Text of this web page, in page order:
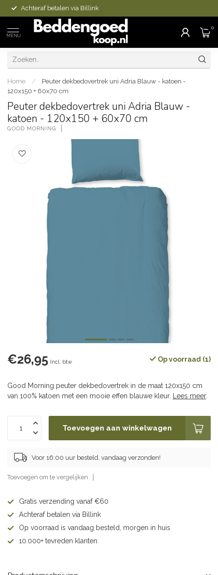
Achteraf betalen via Billink
MENU
0
Home /
Peuter dekbedovertrek uni Adria Blauw - katoen -
120x150 + 60x70 cm
Peuter dekbedovertrek uni Adria Blauw -
katoen - 120x150 + 60x70 cm
GOOD MORNING
€26,95 Incl. btw Op voorraad (1)
Good Morning peuter dekbedovertrek in de maat 120x150 cm
van 100% katoen met een mooie effen blauwe kleur.
Lees meer.
Toevoegen aan winkelwagen
Voor 16:00 uur besteld, vandaag verzonden!
Toevoegen om te vergelijken
Gratis verzending vanaf €60
Achteraf betalen via Billink
Op voorraad is vandaag besteld, morgen in huis
10.000+ tevreden klanten